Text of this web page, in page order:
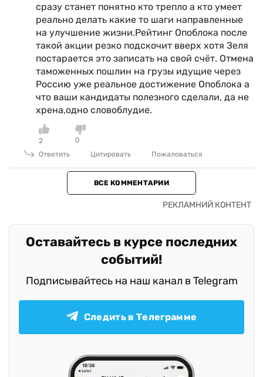
сразу станет понятно кто трепло а кто умеет
реально делать какие то шаги направленные
на улучшение жизни.Рейтинг Опоблока после
такой акции резко подскочит вверх хотя Зеля
постарается это записать на свой счёт. Отмена
таможенных пошлин на грузы идущие через
Россию уже реальное достижение Опоблока а
что ваши кандидаты полезного сделали, да не
хрена,одно словоблудие.
2
0
Ответить
Цитировать Пожаловаться
ВСЕ КОММЕНТАРИИ
Оставайтесь в курсе последних
событий!
Подписывайтесь на наш канал в Telegram
Следить в Телеграмме